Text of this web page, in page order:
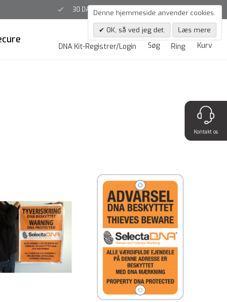
30 DAGES FULD RETURRET
DNA Kit-Registrer/Login Søg Ring Kurv
Kontakt os
Denne hjemmeside anvender cookies.
OK, så ved jeg det.
Læs mere